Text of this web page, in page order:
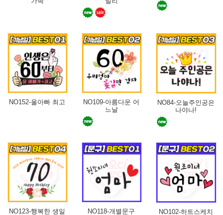
NO152-울아빠 최고
NO109-아름다운 어
느날
NO84-오늘주인공은
나야나!
NO123-행복한 생일
NO118-개별문구 NO102-하트스케치